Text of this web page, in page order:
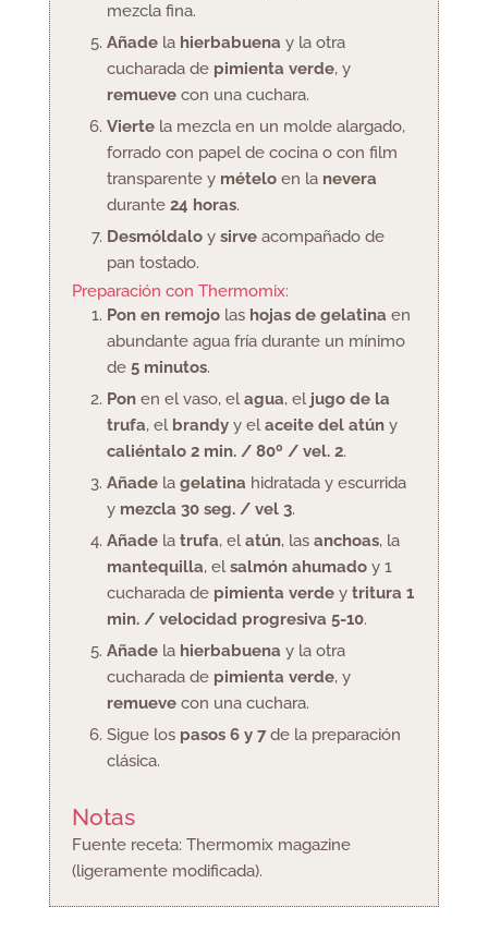
mezcla fina.
Añade la hierbabuena y la otra
cucharada de pimienta verde, y
remueve con una cuchara.
Vierte la mezcla en un molde alargado,
forrado con papel de cocina o con film
transparente y mételo en la nevera
durante 24 horas.
Desmóldalo y sirve acompañado de
pan tostado.
Preparación con Thermomix:
Pon en remojolas hojas de gelatina en
abundante agua fría durante un mínimo
de 5 minutos.
Pon en el vaso, elagua, el jugo de la
trufa, el brandy y elaceite del atún y
caliéntalo 2 min. / 80º / vel. 2.
Añade la gelatina hidratada y escurrida
y mezcla 30 seg. / vel 3.
Añade la trufa, elatún, las anchoas, la
mantequilla, elsalmón ahumadoy 1
cucharada de pimienta verdey tritura 1
min. / velocidad progresiva 5-10.
Añade la hierbabuena y la otra
cucharada de pimienta verde, y
remueve con una cuchara.
Sigue los pasos 6 y 7de la preparación
clásica.
Notas
Fuente receta: Thermomix magazine
(ligeramente modificada).